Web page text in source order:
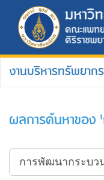
งานบริหารทรัพยาก
ผลการค้นหาของ